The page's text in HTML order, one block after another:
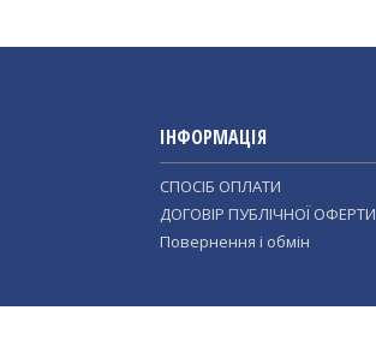
ІНФОРМАЦІЯ
СПОСІБ ОПЛАТИ
ДОГОВІР ПУБЛІЧНОЇ ОФЕРТИ
Повернення і обмін